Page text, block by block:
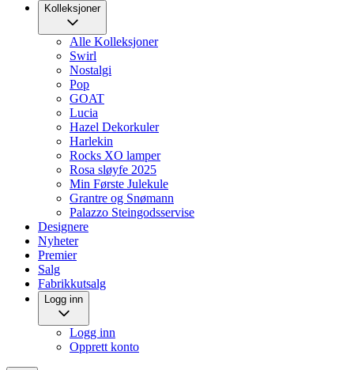
Kolleksjoner
Alle Kolleksjoner
Swirl
Nostalgi
Pop
GOAT
Lucia
Hazel Dekorkuler
Harlekin
Rocks XO lamper
Rosa sløyfe 2025
Min Første Julekule
Grantre og Snømann
Palazzo Steingodsservise
Designere
Nyheter
Premier
Salg
Fabrikkutsalg
Logg inn
Logg inn
Opprett konto